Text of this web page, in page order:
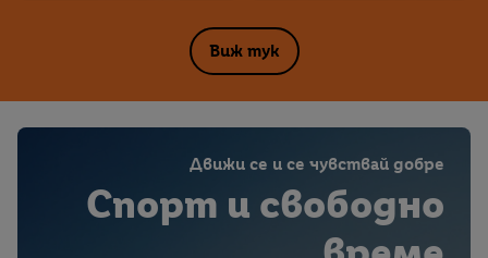
Виж тук
Движи се и се чувствай добре
Спорт и свободно